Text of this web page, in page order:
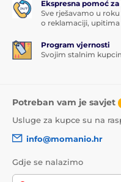
Ekspresna pomoć
Sve rješavamo u
o reklamaciji, upitima
Program vjernosti
Svojim stalnim
Potreban vam je savjet
Usluge za kupce su na
info@momanio.hr
Gdje se nalazimo